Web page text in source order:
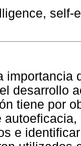
self-
importancia
desarrollo
tiene por
e